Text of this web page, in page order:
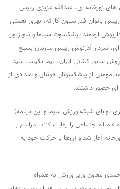
زورخانه ای، عبدالله عزیزی رییس
بانوان فدراسیون کاراته، بهروز نعمتی
ارجمند پیشکسوت سینما و تلویزیون
سردار آذرنوش رییس سازمان بسیج
سابق کشتی ایران، نیما نکیسا، سید
مومنی از پیشکسوتان فوتبال و تعدادی از
ای حضور داشتند.
شبکه ورزش سیما و این برنامه)
اجتماعی را رعایت کنند. مراسم با
آغاز شد و آن‌ها با حرکات خود به
معاون وزیر ورزش به همراه